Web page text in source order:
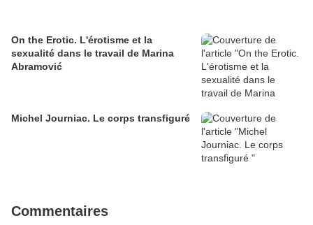
On the Erotic. L'érotisme et la
sexualité dans le travail de Marina
Abramović
Michel Journiac. Le corps transfiguré
Commentaires